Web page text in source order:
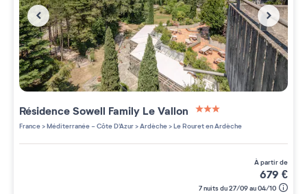
RésidenceSowell Family Le Vallon
3 étoiles sur 5
France>Méditerranée - Côte D'Azur>Ardèche>Le Rouret en Ardèche
à partir de
679 €
7 nuits du 27/09 au 04/10